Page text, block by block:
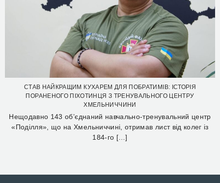
СТАВ НАЙКРАЩИМ КУХАРЕМ ДЛЯ ПОБРАТИМІВ: ІСТОРІЯ
ПОРАНЕНОГО ПІХОТИНЦЯ З ТРЕНУВАЛЬНОГО ЦЕНТРУ
ХМЕЛЬНИЧЧИНИ
Нещодавно 143 об’єднаний навчально-тренувальний центр
«Поділля», що на Хмельниччині, отримав лист від колег із
184-го […]